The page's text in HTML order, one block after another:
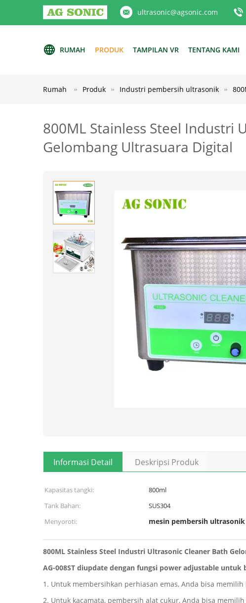
ultrasonic@agsonic.com
RUMAH PRODUK TAMPILAN VR TENTANG KAMI
Rumah Produk Industri pembersih ultrasonik
800ML Stainless Steel Industri
Gelombang Ultrasuara Digital
Informasi Detail Deskripsi Produk
Kapasitas tangki: 800ml
Tank Bahan:
SUS304
Menyoroti:
mesin pembersih
800ML Stainless Steel Industri Ultrasonic Cleaner Bath
AG-008ST diupdate dengan fungsi power adjustable untuk
1. Untuk membersihkan perhiasan emas, Anda bisa
2. Untuk kacamata, pembersih alat cukur, Anda bisa